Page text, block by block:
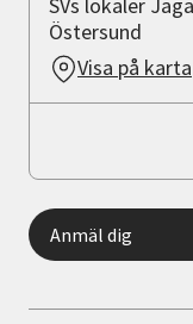
SVs lokaler
Östersund
Visa på karta
Anmäl dig